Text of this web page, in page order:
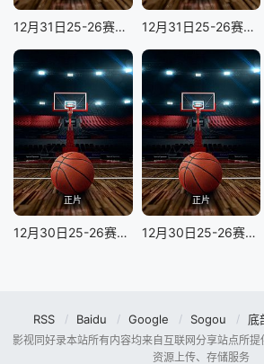
12月31日25-26赛季NBA常规赛 凯尔特人VS爵士 12月31日25-26赛季NBA常规赛 国王VS快船
正片
12月30日25-26赛季NBA常规赛 太阳VS奇才
正片
12月30日25-26赛季NBA常规赛 雄鹿VS黄蜂
RSS Baidu Google Sogou 底
影视同好录本站所有内容均来自互联网分享站点所
资源上传、存储服务